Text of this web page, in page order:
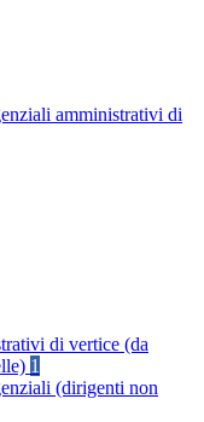
amministrativi di
di vertice (da
1
(dirigenti non